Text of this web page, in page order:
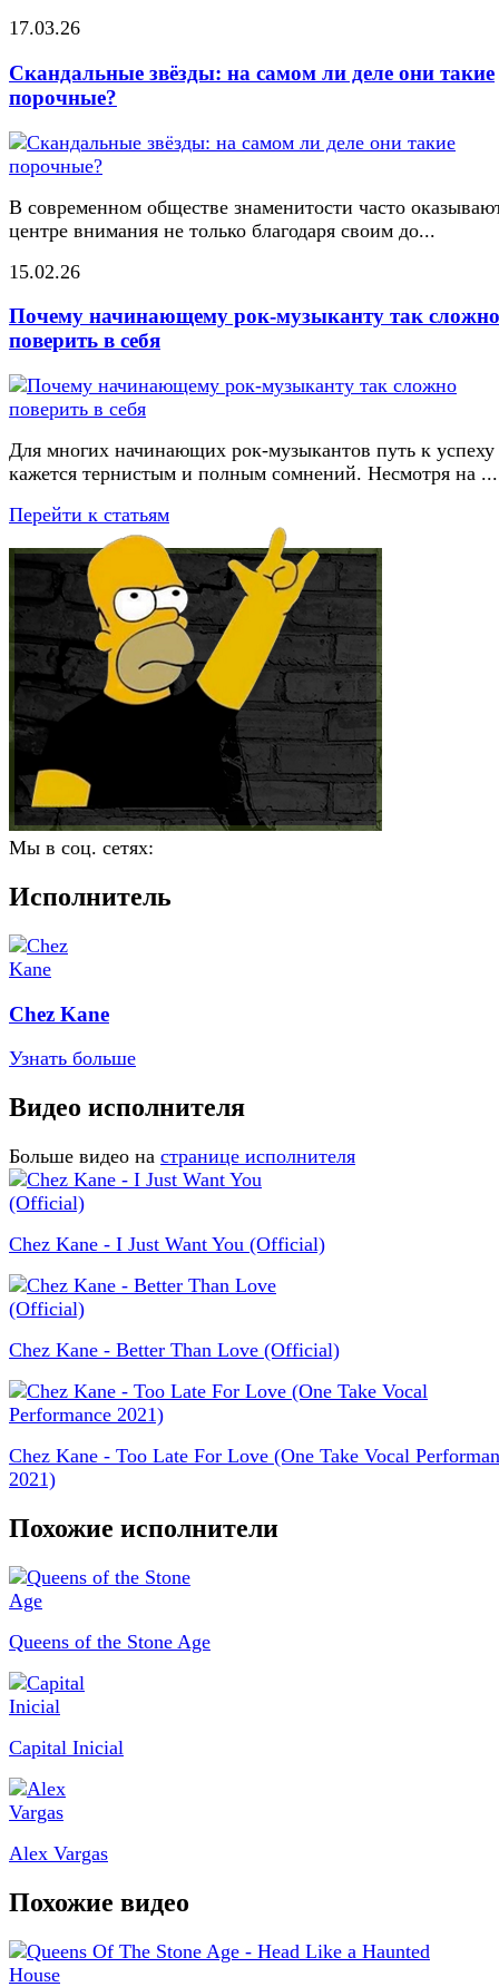
17.03.26
Скандальные звёзды: на самом ли деле они такие
порочные?
В современном обществе знаменитости часто
центре внимания не только благодаря своим до...
15.02.26
Почему начинающему рок-музыканту так сложно
поверить в себя
Для многих начинающих рок-музыкантов путь к успеху
кажется тернистым и полным сомнений. Несмотря на ...
Перейти к статьям
Мы в соц. сетях:
Исполнитель
Chez Kane
Узнать больше
Видео исполнителя
Больше видео на странице исполнителя
Chez Kane - I Just Want You (Official)
Chez Kane - Better Than Love (Official)
Chez Kane - Too Late For Love (One Take Vocal
2021)
Похожие исполнители
Queens of the Stone Age
Capital Inicial
Alex Vargas
Похожие видео